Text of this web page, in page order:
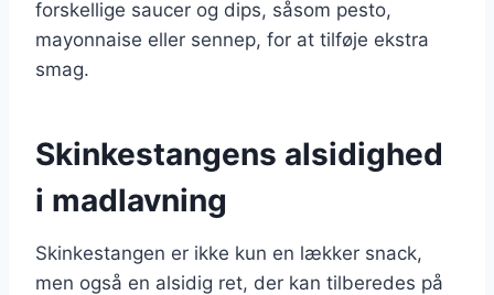
forskellige saucer og dips, såsom pesto,
mayonnaise eller sennep, for at tilføje ekstra
smag.
Skinkestangens alsidighed
i madlavning
Skinkestangen er ikke kun en lækker snack,
men også en alsidig ret, der kan tilberedes på